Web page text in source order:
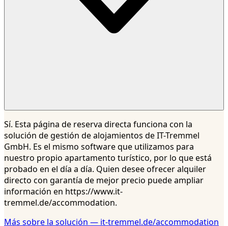
Sí. Esta página de reserva directa funciona con la
solución de gestión de alojamientos de IT-Tremmel
GmbH. Es el mismo software que utilizamos para
nuestro propio apartamento turístico, por lo que está
probado en el día a día. Quien desee ofrecer alquiler
directo con garantía de mejor precio puede ampliar
información en https://www.it-
tremmel.de/accommodation.
Más sobre la solución — it-tremmel.de/accommodation